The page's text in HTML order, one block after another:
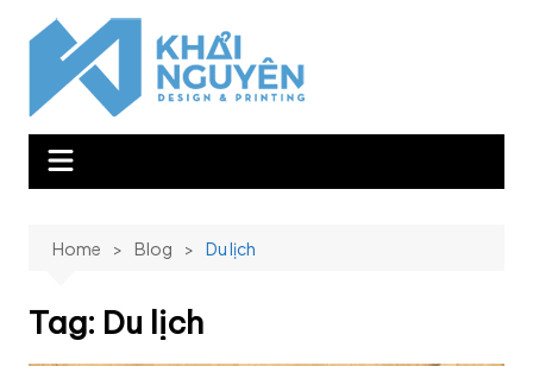
Home Blog Du lịch
Tag: Du lịch